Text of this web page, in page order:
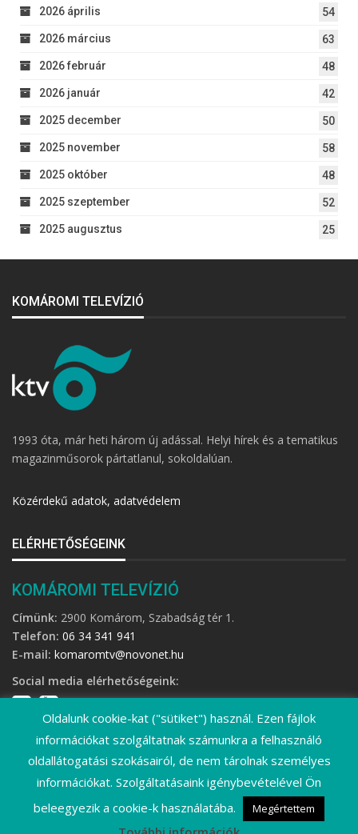
2026 április 54
2026 március 63
2026 február 48
2026 január 42
2025 december 50
2025 november 58
2025 október 48
2025 szeptember 52
2025 augusztus 25
KOMÁROMI TELEVÍZIÓ
1993 óta, már heti három új adással. Helyi hírek és a tematikus
magazinműsorok pártatlanul, sokoldalúan.
Közérdekű adatok, adatvédelem
ELÉRHETŐSÉGEINK
KOMÁROMI TELEVÍZIÓ
Címünk: 2900 Komárom, Szabadság tér 1.
Telefon: 06 34 341 941
E-mail: komaromtv@novonet.hu
Social media elérhetőségeink:
©2026 Komáromi Televízió • Minden jog fenntartva!
Oldalunk cookie-kat ("sütiket") használ. Ezen fájlok
információkat szolgáltatnak számunkra a felhasználó
oldallátogatási szokásairól, de nem tárolnak személyes
információkat. Szolgáltatásaink igénybevételével Ön
beleegyezik a cookie-k használatába.
Megértettem